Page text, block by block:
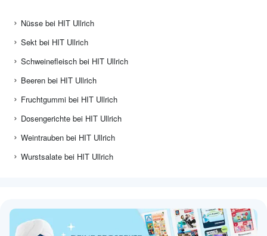
Nüsse bei HIT Ullrich
Sekt bei HIT Ullrich
Schweinefleisch bei HIT Ullrich
Beeren bei HIT Ullrich
Fruchtgummi bei HIT Ullrich
Dosengerichte bei HIT Ullrich
Weintrauben bei HIT Ullrich
Wurstsalate bei HIT Ullrich